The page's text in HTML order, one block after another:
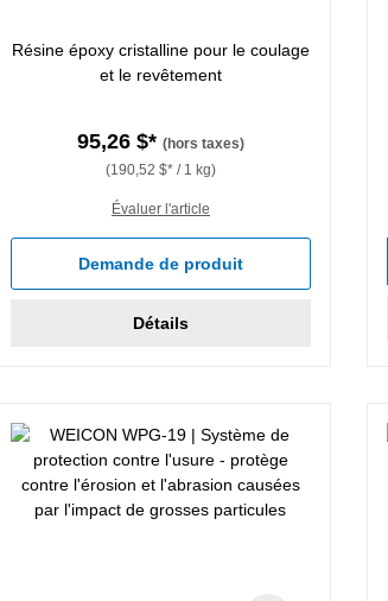
Résine époxy cristalline pour le coulage
et le revêtement
95,26 $* (hors taxes)
(190,52 $* / 1 kg)
Évaluer l'article
Demande de produit
Détails